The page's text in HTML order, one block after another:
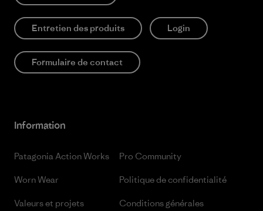
Entretien des produits Login
Formulaire de contact
Information
Patagonia Action Works
Worn Wear
Valeurs et projets
Pro Community
Politique de confidentialité
Conditions générales